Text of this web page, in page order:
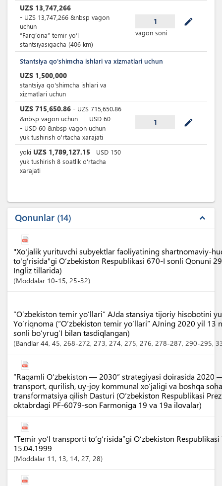
UZS 13,747,266
- UZS 13,747,266 &nbsp vagon
uchun
“Farg’ona” temir yoʻl
stantsiyasigacha (406 km)
1 mode_edit
vagon soni
Stantsiya qo'shimcha ishlari va xizmatlari uchun
UZS 1,500,000
stantsiya qo'shimcha ishlari va
xizmatlari uchun
UZS 715,650.86 - UZS 715,650.86
&nbsp vagon uchun USD 60
- USD 60 &nbsp vagon uchun
yuk tushirish o'rtacha xarajati
1 mode_edit
yoki UZS 1,789,127.15 USD 150
yuk tushirish 8 soatlik o'rtacha
xarajati
Qonunlar 14 expand_less
"Xo'jalik yurituvchi subyektlar faoliyatining shartnomaviy-
to'g'risida"gi O‘zbekiston Respublikasi 670-I sonli Qonuni
Ingliz tillarida)
Moddalar 10-15, 25-32
“O’zbekiston temir yo’llari” AJda stansiya tijoriy hisobotini
Yo’riqnoma (“O’zbekiston temir yo’llari” AJning 2020 yil 13
sonli bo’yrug’I bilan tasdiqlangan)
Bandlar 44, 45, 268-272, 273, 274, 275, 276, 278-287, 290-295,
“Raqamli O‘zbekiston — 2030” strategiyasi doirasida 2020
transport, qurilish, uy-joy kommunal xo‘jaligi va boshqa
transformatsiya qilish Dasturi (O‘zbekiston Respublikasi
oktabrdagi PF-6079-son Farmoniga 19 va 19a ilovalar)
“Temir yo‘l transporti to‘g‘risida”gi O‘zbekiston
15.04.1999
Moddalar 11, 13, 14, 27, 28